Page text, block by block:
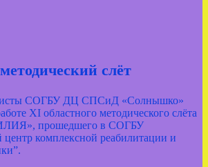
слёт
СОГБУ ДЦ СПСиД «Солнышко»
XI областного методического слёта
прошедшего в СОГБУ
комплексной реабилитации и